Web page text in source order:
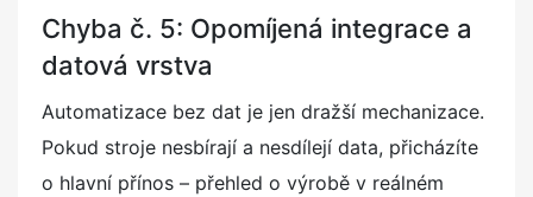
Chyba č. 5: Opomíjená integrace a
datová vrstva
Automatizace bez dat je jen dražší mechanizace.
Pokud stroje nesbírají a nesdílejí data, přicházíte
o hlavní přínos – přehled o výrobě v reálném